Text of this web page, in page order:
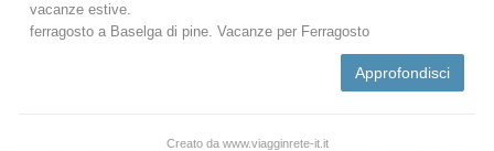
vacanze estive.
ferragosto a Baselga di pine. Vacanze per Ferragosto
Approfondisci
Creato da www.viagginrete-it.it